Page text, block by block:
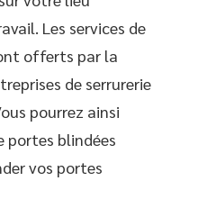
Les services de
offerts par la
de serrurerie
pourrez ainsi
portes blindées
vos portes